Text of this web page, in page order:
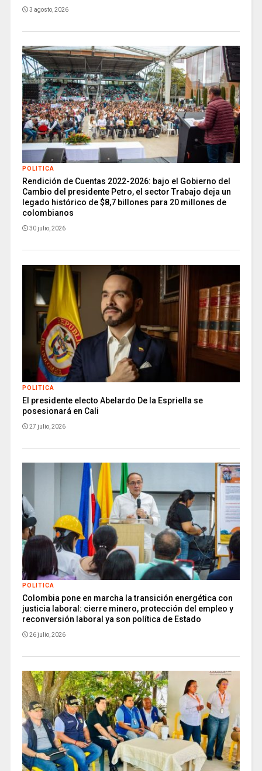
3 agosto, 2026
POLITICA
Rendición de Cuentas 2022-2026: bajo el Gobierno del
Cambio del presidente Petro, el sector Trabajo deja un
legado histórico de $8,7 billones para 20 millones de
colombianos
30 julio, 2026
POLITICA
El presidente electo Abelardo De la Espriella se
posesionará en Cali
27 julio, 2026
POLITICA
Colombia pone en marcha la transición energética con
justicia laboral: cierre minero, protección del empleo y
reconversión laboral ya son política de Estado
26 julio, 2026